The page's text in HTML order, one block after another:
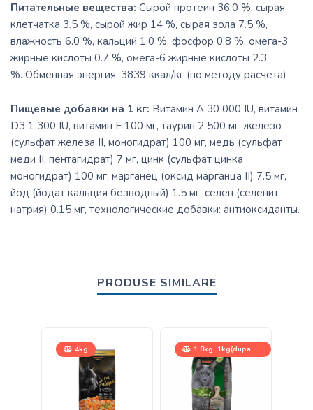
Питательные вещества: Сырой протеин 36.0 %, сырая
клетчатка 3.5 %, сырой жир 14 %, сырая зола 7.5 %,
влажность 6.0 %, кальций 1.0 %, фосфор 0.8 %, омега-3
жирные кислоты 0.7 %, омега-6 жирные кислоты 2.3
%. Обменная энергия: 3839 ккал/кг (по методу расчёта)
Пищевые добавки на 1 кг: Витамин A 30 000 IU, витамин
D3 1 300 IU, витамин E 100 мг, таурин 2 500 мг, железо
(сульфат железа II, моногидрат) 100 мг, медь (сульфат
меди II, пентагидрат) 7 мг, цинк (сульфат цинка
моногидрат) 100 мг, марганец (оксид марганца II) 7.5 мг,
йод (йодат кальция безводный) 1.5 мг, селен (селенит
натрия) 0.15 мг, технологические добавки: антиоксиданты.
PRODUSE SIMILARE
4kg
1.8kg, 1kg(dupa
gramaj), 15kg